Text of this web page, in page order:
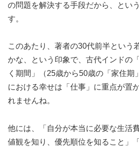
の問題を解決する手段だから、とい
す。
このあたり、著者の30代前半という
かな、という印象で、古代インドの
く期間」（25歳から50歳の「家住期
における幸せは「仕事」に重点が置
れませんね。
他には、「自分が本当に必要な生活
値観を知り、優先順位を知ること」